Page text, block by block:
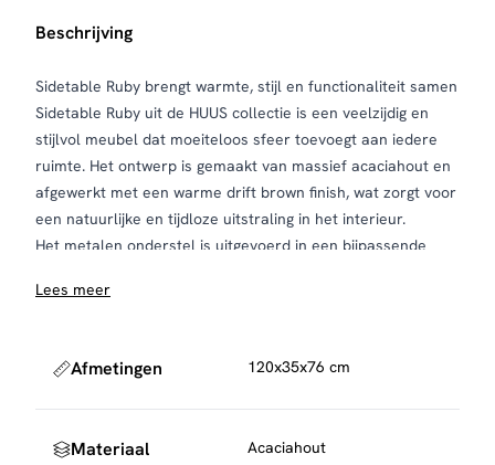
Beschrijving
Sidetable Ruby brengt warmte, stijl en functionaliteit samen
Sidetable Ruby uit de HUUS collectie is een veelzijdig en
stijlvol meubel dat moeiteloos sfeer toevoegt aan iedere
ruimte. Het ontwerp is gemaakt van massief acaciahout en
afgewerkt met een warme drift brown finish, wat zorgt voor
een natuurlijke en tijdloze uitstraling in het interieur.
Het metalen onderstel is uitgevoerd in een bijpassende
look. De combinatie van hout en metaal zorgt voor een
De praktische lade biedt ruimte voor het opbergen van
dagelijkse essentials, zodat je jouw ruimte netjes en
of kleine persoonlijke items die je graag binnen handbereik
Lees meer
Afmetingen 120x35x76 cm
Materiaal Acaciahout